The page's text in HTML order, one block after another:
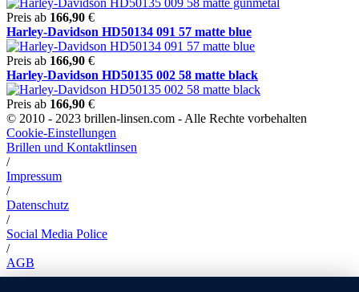
Preis ab 166,90 €
Harley-Davidson HD50134 091 57 matte blue
Preis ab 166,90 €
Harley-Davidson HD50135 002 58 matte black
Preis ab 166,90 €
© 2010 - 2023 brillen-linsen.com - Alle Rechte vorbehalten
Cookie-Einstellungen
Brillen und Kontaktlinsen
/
Impressum
/
Datenschutz
/
Social Media Police
/
AGB